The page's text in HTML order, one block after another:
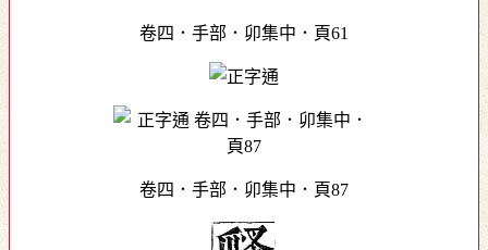
卷四．手部．卯集中．頁61
卷四．手部．卯集中．頁87